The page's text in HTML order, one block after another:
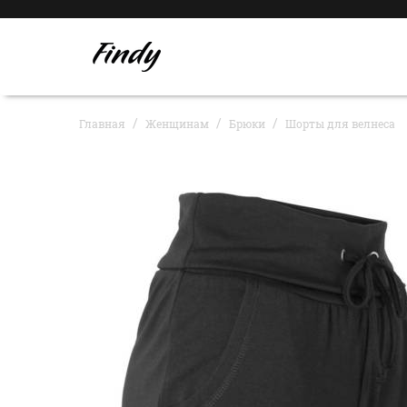
Главная Женщинам Брюки Шорты для велнеса